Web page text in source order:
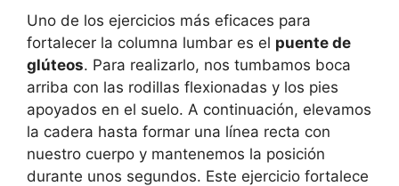
Uno de los ejercicios más eficaces para
fortalecer la columna lumbar es el puente de
glúteos. Para realizarlo, nos tumbamos boca
arriba con las rodillas flexionadas y los pies
apoyados en el suelo. A continuación, elevamos
la cadera hasta formar una línea recta con
nuestro cuerpo y mantenemos la posición
durante unos segundos. Este ejercicio fortalece